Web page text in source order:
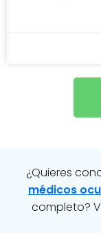
¿Quieres
médicos
completo?